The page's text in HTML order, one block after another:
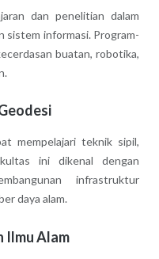
dan penelitian dalam
sistem informasi. Program-
buatan, robotika,
mempelajari teknik sipil,
ini dikenal dengan
infrastruktur
daya alam.
Ilmu Alam